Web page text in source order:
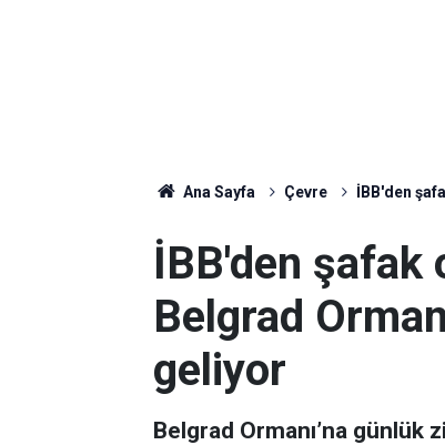
Ana Sayfa Çevre İBB'den
İBB'den şafak
Belgrad
geliyor
Belgrad Ormanı’na günlük